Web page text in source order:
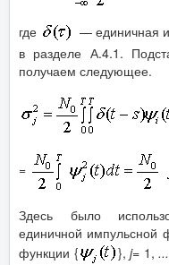
где
— единичная
в разделе А.4.1.
получаем следующее.
=
Здесь было
единичной импульсной
функции {
}, j= 1, ...